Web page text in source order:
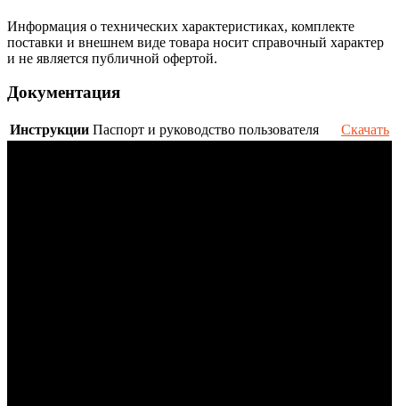
Информация о технических характеристиках, комплекте
поставки и внешнем виде товара носит справочный характер
и не является публичной офертой.
Документация
Инструкции Паспорт и руководство пользователя Скачать